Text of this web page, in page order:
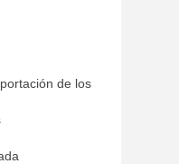
de los